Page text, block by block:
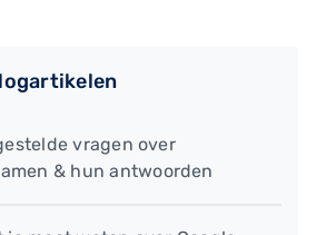
vragen over
& hun antwoorden